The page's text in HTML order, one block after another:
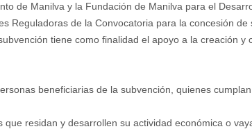
de Manilva y la Fundación de Manilva para el
Reguladoras de la Convocatoria para la concesión
tiene como finalidad el apoyo a la creación
beneficiarias de la subvención, quienes
que residan y desarrollen su actividad económica o